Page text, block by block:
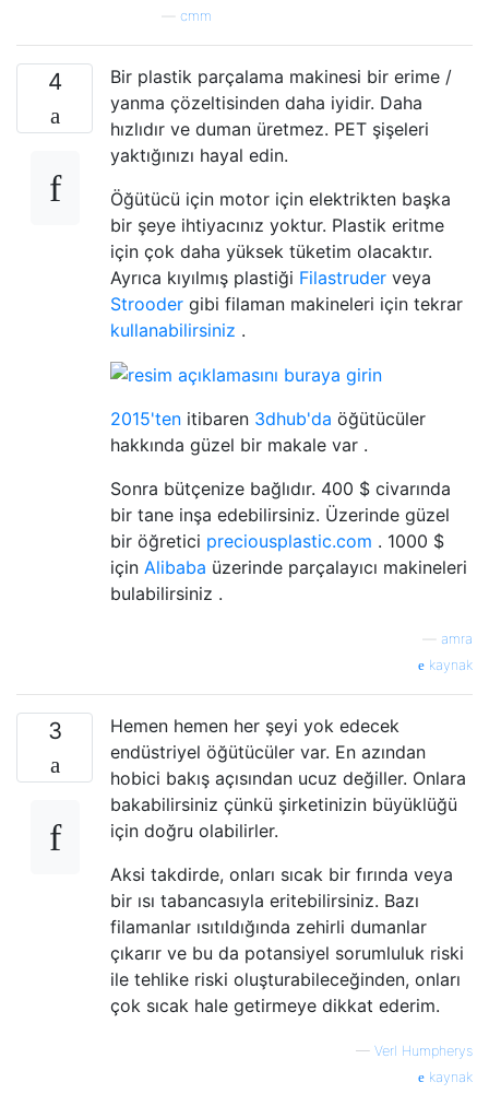
cmm
4
Bir plastik parçalama makinesi bir erime /
yanma çözeltisinden daha iyidir. Daha
hızlıdır ve duman üretmez. PET şişeleri
yaktığınızı hayal edin.
Öğütücü için motor için elektrikten başka
bir şeye ihtiyacınız yoktur. Plastik eritme
için çok daha yüksek tüketim olacaktır.
Ayrıca kıyılmış plastiği Filastruder veya
Strooder gibi filaman makineleri için tekrar
kullanabilirsiniz .
2015'ten itibaren 3dhub'da öğütücüler
hakkında güzel bir makale var .
Sonra bütçenize bağlıdır. 400 $ civarında
bir tane inşa edebilirsiniz. Üzerinde güzel
bir öğretici preciousplastic.com . 1000 $
için Alibaba üzerinde parçalayıcı makineleri
bulabilirsiniz .
amra
kaynak
3
Hemen hemen her şeyi yok edecek
endüstriyel öğütücüler var. En azından
hobici bakış açısından ucuz değiller. Onlara
bakabilirsiniz çünkü şirketinizin büyüklüğü
için doğru olabilirler.
Aksi takdirde, onları sıcak bir fırında veya
bir ısı tabancasıyla eritebilirsiniz. Bazı
filamanlar ısıtıldığında zehirli dumanlar
çıkarır ve bu da potansiyel sorumluluk riski
ile tehlike riski oluşturabileceğinden, onları
çok sıcak hale getirmeye dikkat ederim.
— Verl Humpherys
kaynak